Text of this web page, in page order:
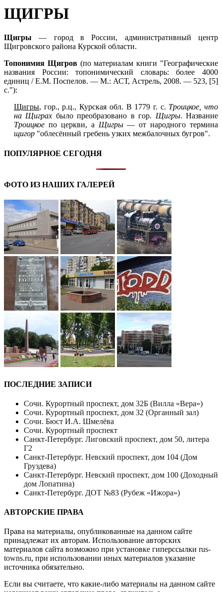
ЩИГРЫ
Щигры — город в России, административный центр
Щигровского района Курской области.
Топонимия Щигров(по материалам книги "Географические
названия России: топонимический словарь: более 4000
единиц / Е.М. Поспелов. — М.: АСТ, Астрель, 2008. — 523, [5]
с."):
Щигры, гор., р.ц., Курская обл. В 1779 г. с. Троицкое, что
на Щиграх было преобразовано в гор. Щигры. Название
Троицкое по церкви, а Щигры— от народного термина
щигор "облесённый гребень узких межбалочных бугров".
ПОПУЛЯРНОЕ СЕГОДНЯ
ФОТО ИЗ НАШИХ ГАЛЕРЕЙ
ПОСЛЕДНИЕ ЗАПИСИ
Сочи. Курортный проспект, дом 32Б (Вилла «Вера»)
Сочи. Курортный проспект, дом 32 (Органный зал)
Сочи. Бюст И.А. Шмелёва
Сочи. Курортный проспект
Санкт-Петербург. Лиговский проспект, дом 50, литера
Г2
Санкт-Петербург. Невский проспект, дом 104 (Дом
Груздева)
Санкт-Петербург. Невский проспект, дом 100 (Доходный
дом Лопатина)
Санкт-Петербург. ДОТ №83 (Рубеж «Ижора»)
АВТОРСКИЕ ПРАВА
Права на материалы, опубликованные на данном сайте
принадлежат их авторам. Использование авторских
материалов сайта возможно при установке гиперссылки rus-
towns.ru, при использовании иных материалов указание
источника обязательно.
Если вы считаете, что какие-либо материалы на данном сайте